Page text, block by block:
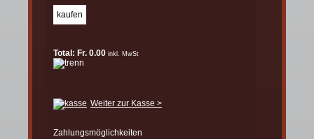
Total: Fr. 0.00 inkl. MwSt
Weiter zur Kasse >
Zahlungsmöglichkeiten